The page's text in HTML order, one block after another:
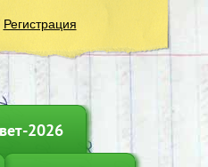
Регистрация
2026